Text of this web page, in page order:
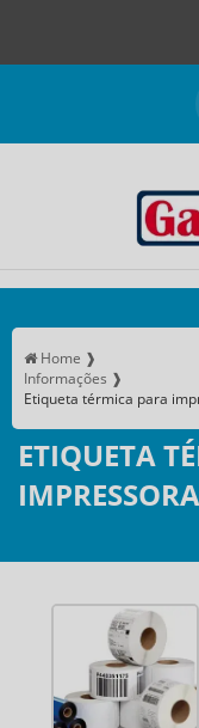
Home ❱
Informações ❱
Etiqueta térmica para
ETIQUETA
IMPRESSORA